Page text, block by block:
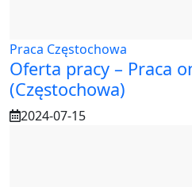
Praca Częstochowa
Oferta pracy – Praca
(Częstochowa)
2024-07-15